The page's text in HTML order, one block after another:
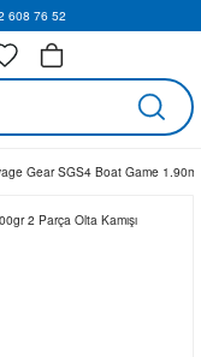
608 76 52
Gear SGS4 Boat Game 1.90m